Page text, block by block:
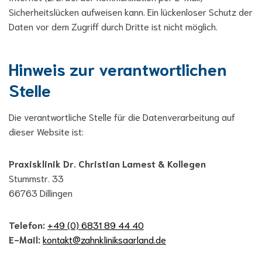
Sicherheitslücken aufweisen kann. Ein lückenloser Schutz der
Daten vor dem Zugriff durch Dritte ist nicht möglich.
Hinweis zur verantwortlichen
Stelle
Die verantwortliche Stelle für die Datenverarbeitung auf
dieser Website ist:
Praxisklinik Dr. Christian Lamest & Kollegen
Stummstr. 33
66763 Dillingen
Telefon: +49 (0) 6831 89 44 40
E-Mail: kontakt@zahnkliniksaarland.de